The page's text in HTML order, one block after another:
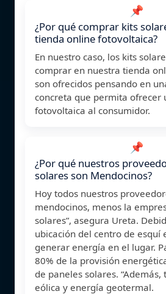
📌
¿Por qué comprar kits
tienda online fotovoltaica?
En nuestro caso, los kits
comprar en nuestra tienda
son ofrecidos pensando en
concreta que permita ofrecer
fotovoltaica al consumidor.
📌
¿Por qué nuestros
solares son Mendocinos?
Hoy todos nuestros
mendocinos, menos la
solares”, asegura Ureta.
ubicación del centro de esquí
generar energía en el lugar.
80% de la provisión
de paneles solares.
eólica y energía geotermal.